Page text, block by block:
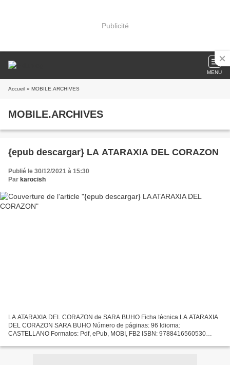
Publicité
MENU
Accueil » MOBILE.ARCHIVES
MOBILE.ARCHIVES
{epub descargar} LA ATARAXIA DEL CORAZON
Publié le 30/12/2021 à 15:30
Par karocish
LA ATARAXIA DEL CORAZON de SARA BUHO Ficha técnica LA ATARAXIA
DEL CORAZON SARA BUHO Número de páginas: 96 Idioma:
CASTELLANO Formatos: Pdf, ePub, MOBI, FB2 ISBN: 9788416560530
eBook...